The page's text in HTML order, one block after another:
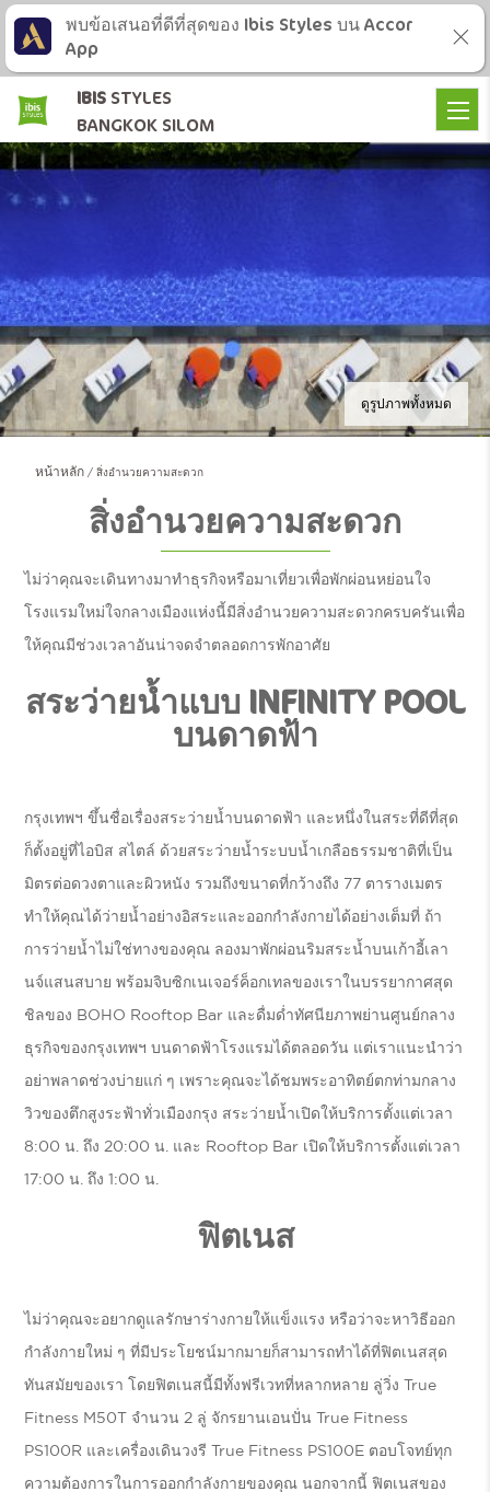
ดูรูปภาพทั้งหมด
หน้าหลัก สิ่งอำนวยความสะดวก
สิ่งอำนวยความสะดวก
ไม่ว่าคุณจะเดินทางมาทำธุรกิจหรือมาเที่ยวเพื่อพักผ่อนหย่อนใจ
โรงแรมใหม่ใจกลางเมืองแห่งนี้มีสิ่งอำนวยความสะดวกครบครันเพื่อ
ให้คุณมีช่วงเวลาอันน่าจดจำตลอดการพักอาศัย
สระว่ายน้ำแบบ INFINITY POOL
บนดาดฟ้า
กรุงเทพฯ ขึ้นชื่อเรื่องสระว่ายน้ำบนดาดฟ้า และหนึ่งในสระที่ดีที่สุด
ก็ตั้งอยู่ที่ไอบิส สไตล์ ด้วยสระว่ายน้ำระบบน้ำเกลือธรรมชาติที่เป็น
มิตรต่อดวงตาและผิวหนัง รวมถึงขนาดที่กว้างถึง 77 ตารางเมตร
ทำให้คุณได้ว่ายน้ำอย่างอิสระและออกกำลังกายได้อย่างเต็มที่ ถ้า
การว่ายน้ำไม่ใช่ทางของคุณ ลองมาพักผ่อนริมสระน้ำบนเก้าอี้เลา
นจ์แสนสบาย พร้อมจิบซิกเนเจอร์ค็อกเทลของเราในบรรยากาศสุด
ชิลของ BOHO Rooftop Bar และดื่มด่ำทัศนียภาพย่านศูนย์กลาง
ธุรกิจของกรุงเทพฯ บนดาดฟ้าโรงแรมได้ตลอดวัน แต่เราแนะนำว่า
อย่าพลาดช่วงบ่ายแก่ ๆ เพราะคุณจะได้ชมพระอาทิตย์ตกท่ามกลาง
วิวของตึกสูงระฟ้าทั่วเมืองกรุง สระว่ายน้ำเปิดให้บริการตั้งแต่เวลา
8:00 น. ถึง 20:00 น. และ Rooftop Bar เปิดให้บริการตั้งแต่เวลา
17:00 น. ถึง 1:00 น.
ฟิตเนส
ไม่ว่าคุณจะอยากดูแลรักษาร่างกายให้แข็งแรง หรือว่าจะหาวิธีออก
กำลังกายใหม่ ๆ ที่มีประโยชน์มากมายก็สามารถทำได้ที่ฟิตเนสสุด
ทันสมัยของเรา โดยฟิตเนสนี้มีทั้งฟรีเวทที่หลากหลาย ลู่วิ่ง True
Fitness M50T จำนวน 2 ลู่ จักรยานเอนปั่น True Fitness
PS100R และเครื่องเดินวงรี True Fitness PS100E ตอบโจทย์ทุก
ความต้องการในการออกกำลังกายของคุณ นอกจากนี้ ฟิตเนสของ
IBIS STYLES
BANGKOK SILOM
พบข้อเสนอที่ดีที่สุดของ Ibis Styles บน Accor
App